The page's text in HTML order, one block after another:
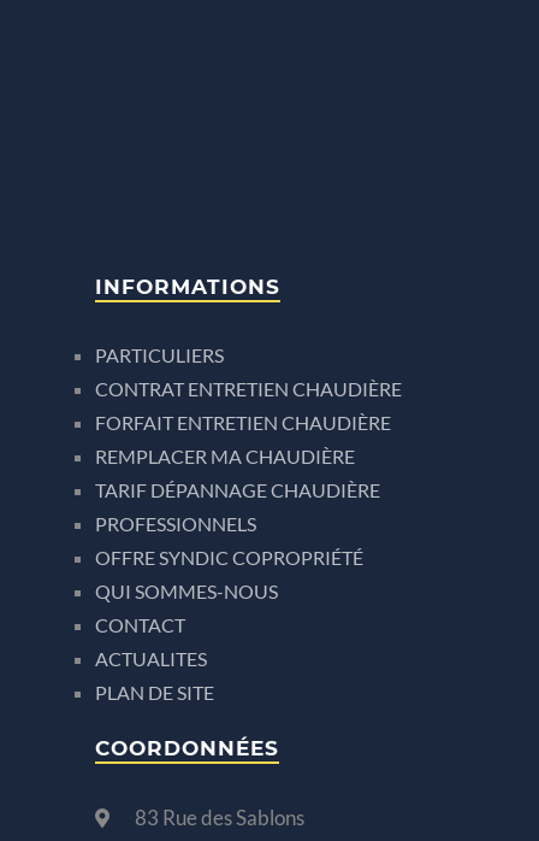
INFORMATIONS
PARTICULIERS
CONTRAT ENTRETIEN CHAUDIÈRE
FORFAIT ENTRETIEN CHAUDIÈRE
REMPLACER MA CHAUDIÈRE
TARIF DÉPANNAGE CHAUDIÈRE
PROFESSIONNELS
OFFRE SYNDIC COPROPRIÉTÉ
QUI SOMMES-NOUS
CONTACT
ACTUALITES
PLAN DE SITE
COORDONNÉES
83 Rue des Sablons